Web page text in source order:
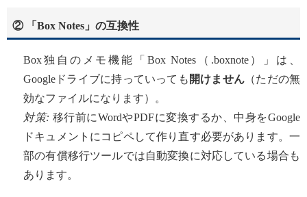
② 「Box Notes」の互換性
Box独自のメモ機能「Box Notes（.boxnote）」は、
Googleドライブに持っていっても 開けません （ただの無
効なファイルになります）。
対策: 移行前にWordやPDFに変換するか、中身をGoogle
ドキュメントにコピペして作り直す必要があります。一
部の有償移行ツールでは自動変換に対応している場合も
あります。